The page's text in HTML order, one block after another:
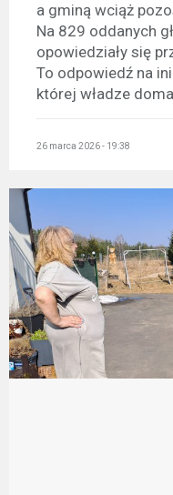
a gminą wciąż
Na 829 oddanych
opowiedziały się
To odpowiedź na
której władze
26 marca 2026 - 19:38